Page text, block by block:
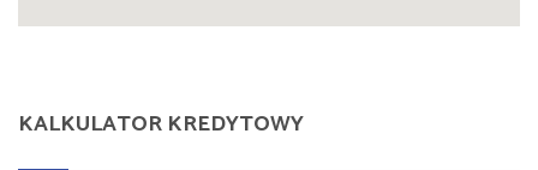
KALKULATOR KREDYTOWY